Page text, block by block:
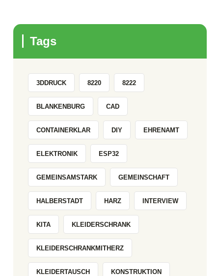
Tags
3DDRUCK 8220 8222
BLANKENBURG CAD
CONTAINERKLAR DIY EHRENAMT
ELEKTRONIK ESP32
GEMEINSAMSTARK GEMEINSCHAFT
HALBERSTADT HARZ INTERVIEW
KITA KLEIDERSCHRANK
KLEIDERSCHRANKMITHERZ
KLEIDERTAUSCH KONSTRUKTION